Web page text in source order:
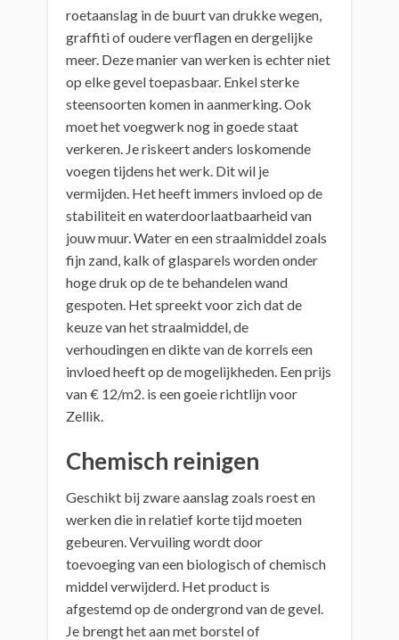
roetaanslag in de buurt van drukke wegen,
graffiti of oudere verflagen en dergelijke
meer. Deze manier van werken is echter niet
op elke gevel toepasbaar. Enkel sterke
steensoorten komen in aanmerking. Ook
moet het voegwerk nog in goede staat
verkeren. Je riskeert anders loskomende
voegen tijdens het werk. Dit wil je
vermijden. Het heeft immers invloed op de
stabiliteit en waterdoorlaatbaarheid van
jouw muur. Water en een straalmiddel zoals
fijn zand, kalk of glasparels worden onder
hoge druk op de te behandelen wand
gespoten. Het spreekt voor zich dat de
keuze van het straalmiddel, de
verhoudingen en dikte van de korrels een
invloed heeft op de mogelijkheden. Een prijs
van € 12/m2. is een goeie richtlijn voor
Zellik.
Chemisch reinigen
Geschikt bij zware aanslag zoals roest en
werken die in relatief korte tijd moeten
gebeuren. Vervuiling wordt door
toevoeging van een biologisch of chemisch
middel verwijderd. Het product is
afgestemd op de ondergrond van de gevel.
Je brengt het aan met borstel of